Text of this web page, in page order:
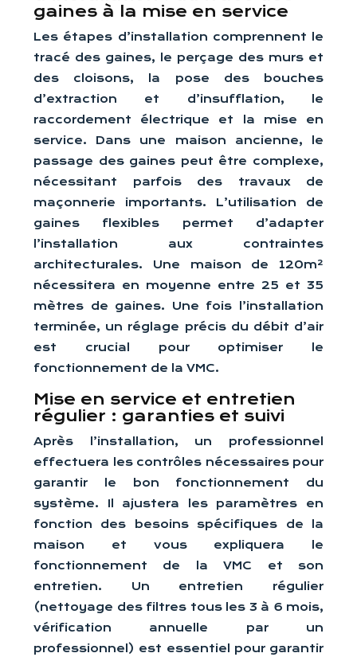
gaines à la mise en service
Les étapes d’installation comprennent le
tracé des gaines, le perçage des murs et
des cloisons, la pose des bouches
d’extraction et d’insufflation, le
raccordement électrique et la mise en
service. Dans une maison ancienne, le
passage des gaines peut être complexe,
nécessitant parfois des travaux de
maçonnerie importants. L’utilisation de
gaines flexibles permet d’adapter
l’installation aux contraintes
architecturales. Une maison de 120m²
nécessitera en moyenne entre 25 et 35
mètres de gaines. Une fois l’installation
terminée, un réglage précis du débit d’air
est crucial pour optimiser le
fonctionnement de la VMC.
Mise en service et entretien
régulier : garanties et suivi
Après l’installation, un professionnel
effectuera les contrôles nécessaires pour
garantir le bon fonctionnement du
système. Il ajustera les paramètres en
fonction des besoins spécifiques de la
maison et vous expliquera le
fonctionnement de la VMC et son
entretien. Un entretien régulier
(nettoyage des filtres tous les 3 à 6 mois,
vérification annuelle par un
professionnel) est essentiel pour garantir